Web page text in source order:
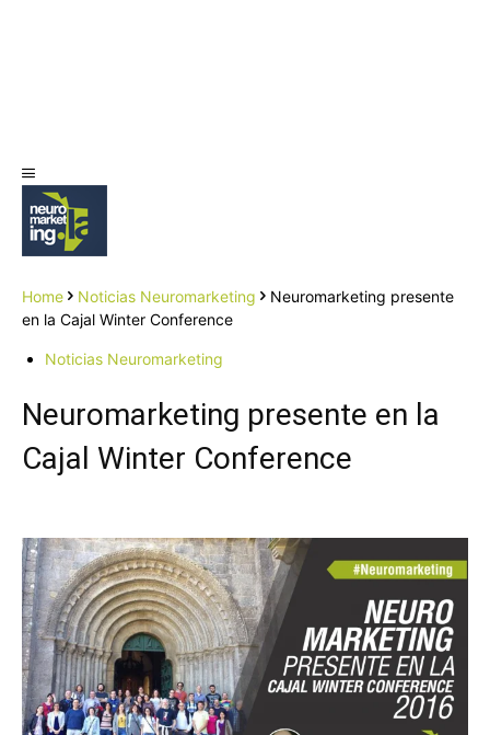
Home Noticias Neuromarketing
Neuromarketing presente
en la Cajal Winter Conference
Noticias Neuromarketing
Neuromarketing presente en la
Cajal Winter Conference